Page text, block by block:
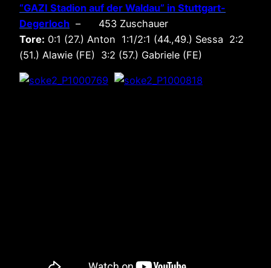
“GAZI Stadion auf der Waldau” in Stuttgart-
Degerloch – 453 Zuschauer
Tore: 0:1 (27.) Anton 1:1/2:1 (44.,49.) Sessa 2:2
(51.) Alawie (FE) 3:2 (57.) Gabriele (FE)